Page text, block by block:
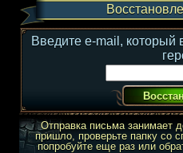
Введите e-mail, который
Отправка письма занимает
пришло, проверьте папку со
попробуйте еще раз или